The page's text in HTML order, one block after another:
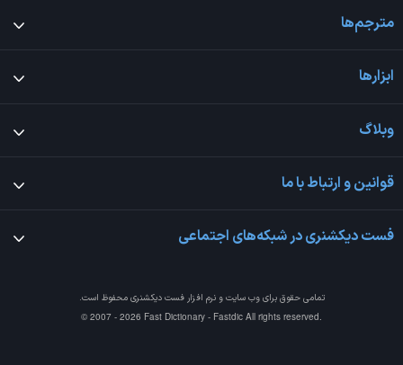
مترجم‌ها
ابزارها
وبلاگ
قوانین و ارتباط با ما
فست دیکشنری در شبکه‌های اجتماعی
تمامی حقوق برای وب سایت و نرم افزارفست دیکشنری محفوظ است.
© 2007 - 2026 Fast Dictionary - Fastdic All rights reserved.